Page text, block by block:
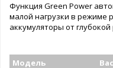
Функция Green Power
малой нагрузки в режиме
аккумуляторы от глубокой
Модель